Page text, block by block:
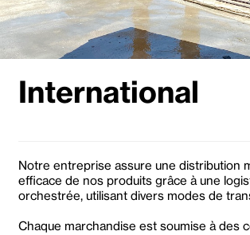
International
Notre entreprise assure une distribution
efficace de nos produits grâce à une
orchestrée, utilisant divers modes de
Chaque marchandise est soumise à des